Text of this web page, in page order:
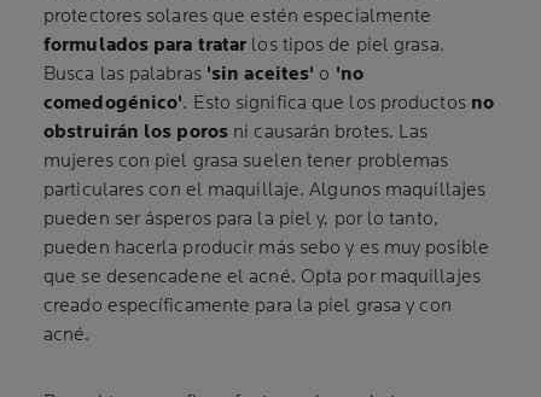
protectores solares que estén especialmente
formulados para tratar los tipos de piel grasa.
Busca las palabras 'sin aceites' o 'no
comedogénico'. Esto significa que los productos no
obstruirán los poros ni causarán brotes. Las
mujeres con piel grasa suelen tener problemas
particulares con el maquillaje. Algunos maquillajes
pueden ser ásperos para la piel y, por lo tanto,
pueden hacerla producir más sebo y es muy posible
que se desencadene el acné. Opta por maquillajes
creado específicamente para la piel grasa y con
acné.